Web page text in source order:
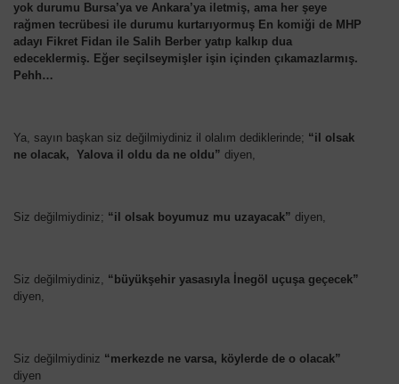
yok durumu Bursa’ya ve Ankara’ya iletmiş, ama her şeye
rağmen tecrübesi ile durumu kurtarıyormuş En komiği de MHP
adayı Fikret Fidan ile Salih Berber yatıp kalkıp dua
edeceklermiş. Eğer seçilseymişler işin içinden çıkamazlarmış.
Pehh…
Ya, sayın başkan siz değilmiydiniz il olalım dediklerinde; “il olsak
ne olacak, Yalova il oldu da ne oldu” diyen,
Siz değilmiydiniz; “il olsak boyumuz mu uzayacak” diyen,
Siz değilmiydiniz, “büyükşehir yasasıyla İnegöl uçuşa geçecek”
diyen,
Siz değilmiydiniz “merkezde ne varsa, köylerde de o olacak”
diyen